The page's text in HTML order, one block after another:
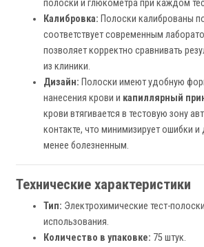
полоски и глюкометра при каждом
Калибровка: Полоски калиброваны
соответствует современным
позволяет корректно сравнивать
из клиники.
Дизайн: Полоски имеют удобную
нанесения крови и капиллярный
крови втягивается в тестовую зону
контакте, что минимизирует ошибки
менее болезненным.
Технические характеристики
Тип: Электрохимические тест-
использования.
Количество в упаковке: 75 штук.